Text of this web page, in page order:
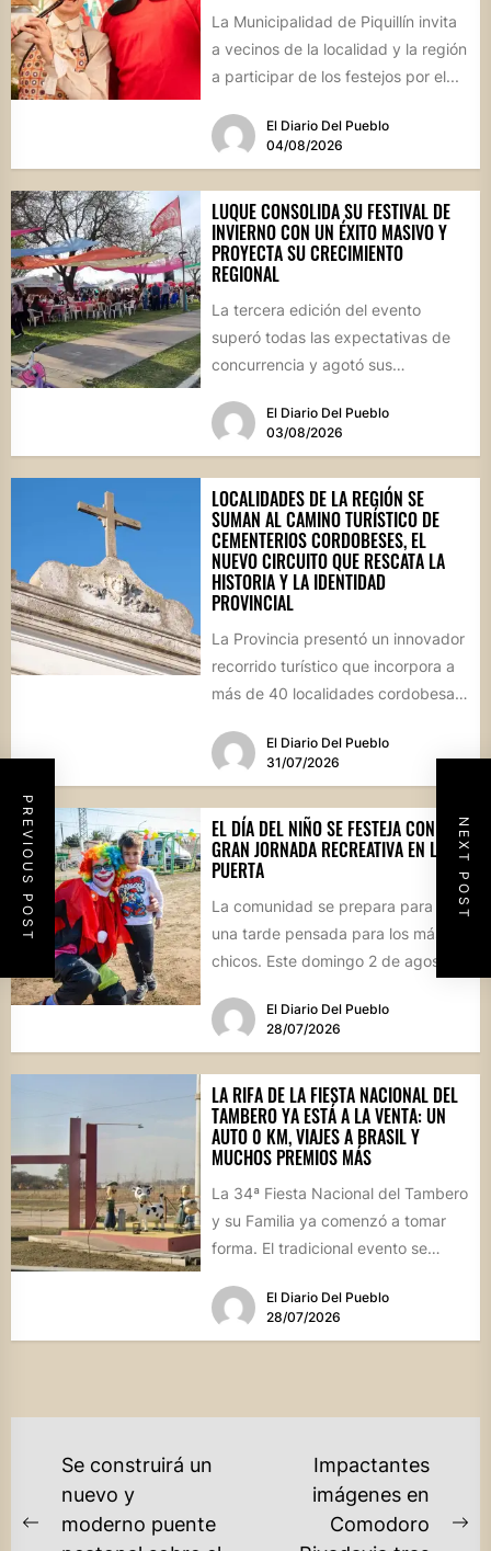
PREVIOUS POST NEXT POST
La Municipalidad de Piquillín invita
a vecinos de la localidad y la región
a participar de los festejos por el...
El Diario Del Pueblo
04/08/2026
LUQUE CONSOLIDA SU FESTIVAL DE
INVIERNO CON UN ÉXITO MASIVO Y
PROYECTA SU CRECIMIENTO
REGIONAL
La tercera edición del evento
superó todas las expectativas de
concurrencia y agotó sus
marco, el...El Diario Del Pueblo
03/08/2026
LOCALIDADES DE LA REGIÓN SE
SUMAN AL CAMINO TURÍSTICO DE
CEMENTERIOS CORDOBESES, EL
NUEVO CIRCUITO QUE RESCATA LA
HISTORIA Y LA IDENTIDAD
PROVINCIAL
La Provincia presentó un innovador
recorrido turístico que incorpora a
más de 40 localidades cordobesas
patrimonial....El Diario Del Pueblo
31/07/2026
EL DÍA DEL NIÑO SE FESTEJA CON UNA
GRAN JORNADA RECREATIVA EN LA
PUERTA
La comunidad se prepara para vivir
una tarde pensada para los más
chicos. Este domingo 2 de agosto,
El Diario Del Pueblo
28/07/2026
LA RIFA DE LA FIESTA NACIONAL DEL
TAMBERO YA ESTÁ A LA VENTA: UN
AUTO 0 KM, VIAJES A BRASIL Y
MUCHOS PREMIOS MÁS
La 34ª Fiesta Nacional del Tambero
y su Familia ya comenzó a tomar
forma. El tradicional evento se
El Diario Del Pueblo
28/07/2026
NAVEGACIÓN
ENTRADAS
Previous
Se construirá un
nuevo y
moderno puente
Impactantes
imágenes en
Comodoro